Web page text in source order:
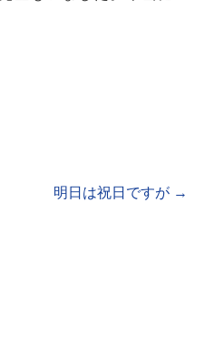
明日は祝日ですが →